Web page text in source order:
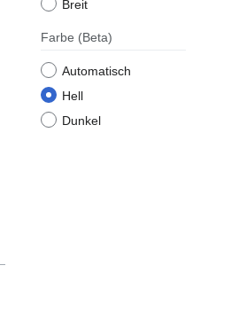
Breit
Farbe (Beta)
Automatisch
Hell
Dunkel